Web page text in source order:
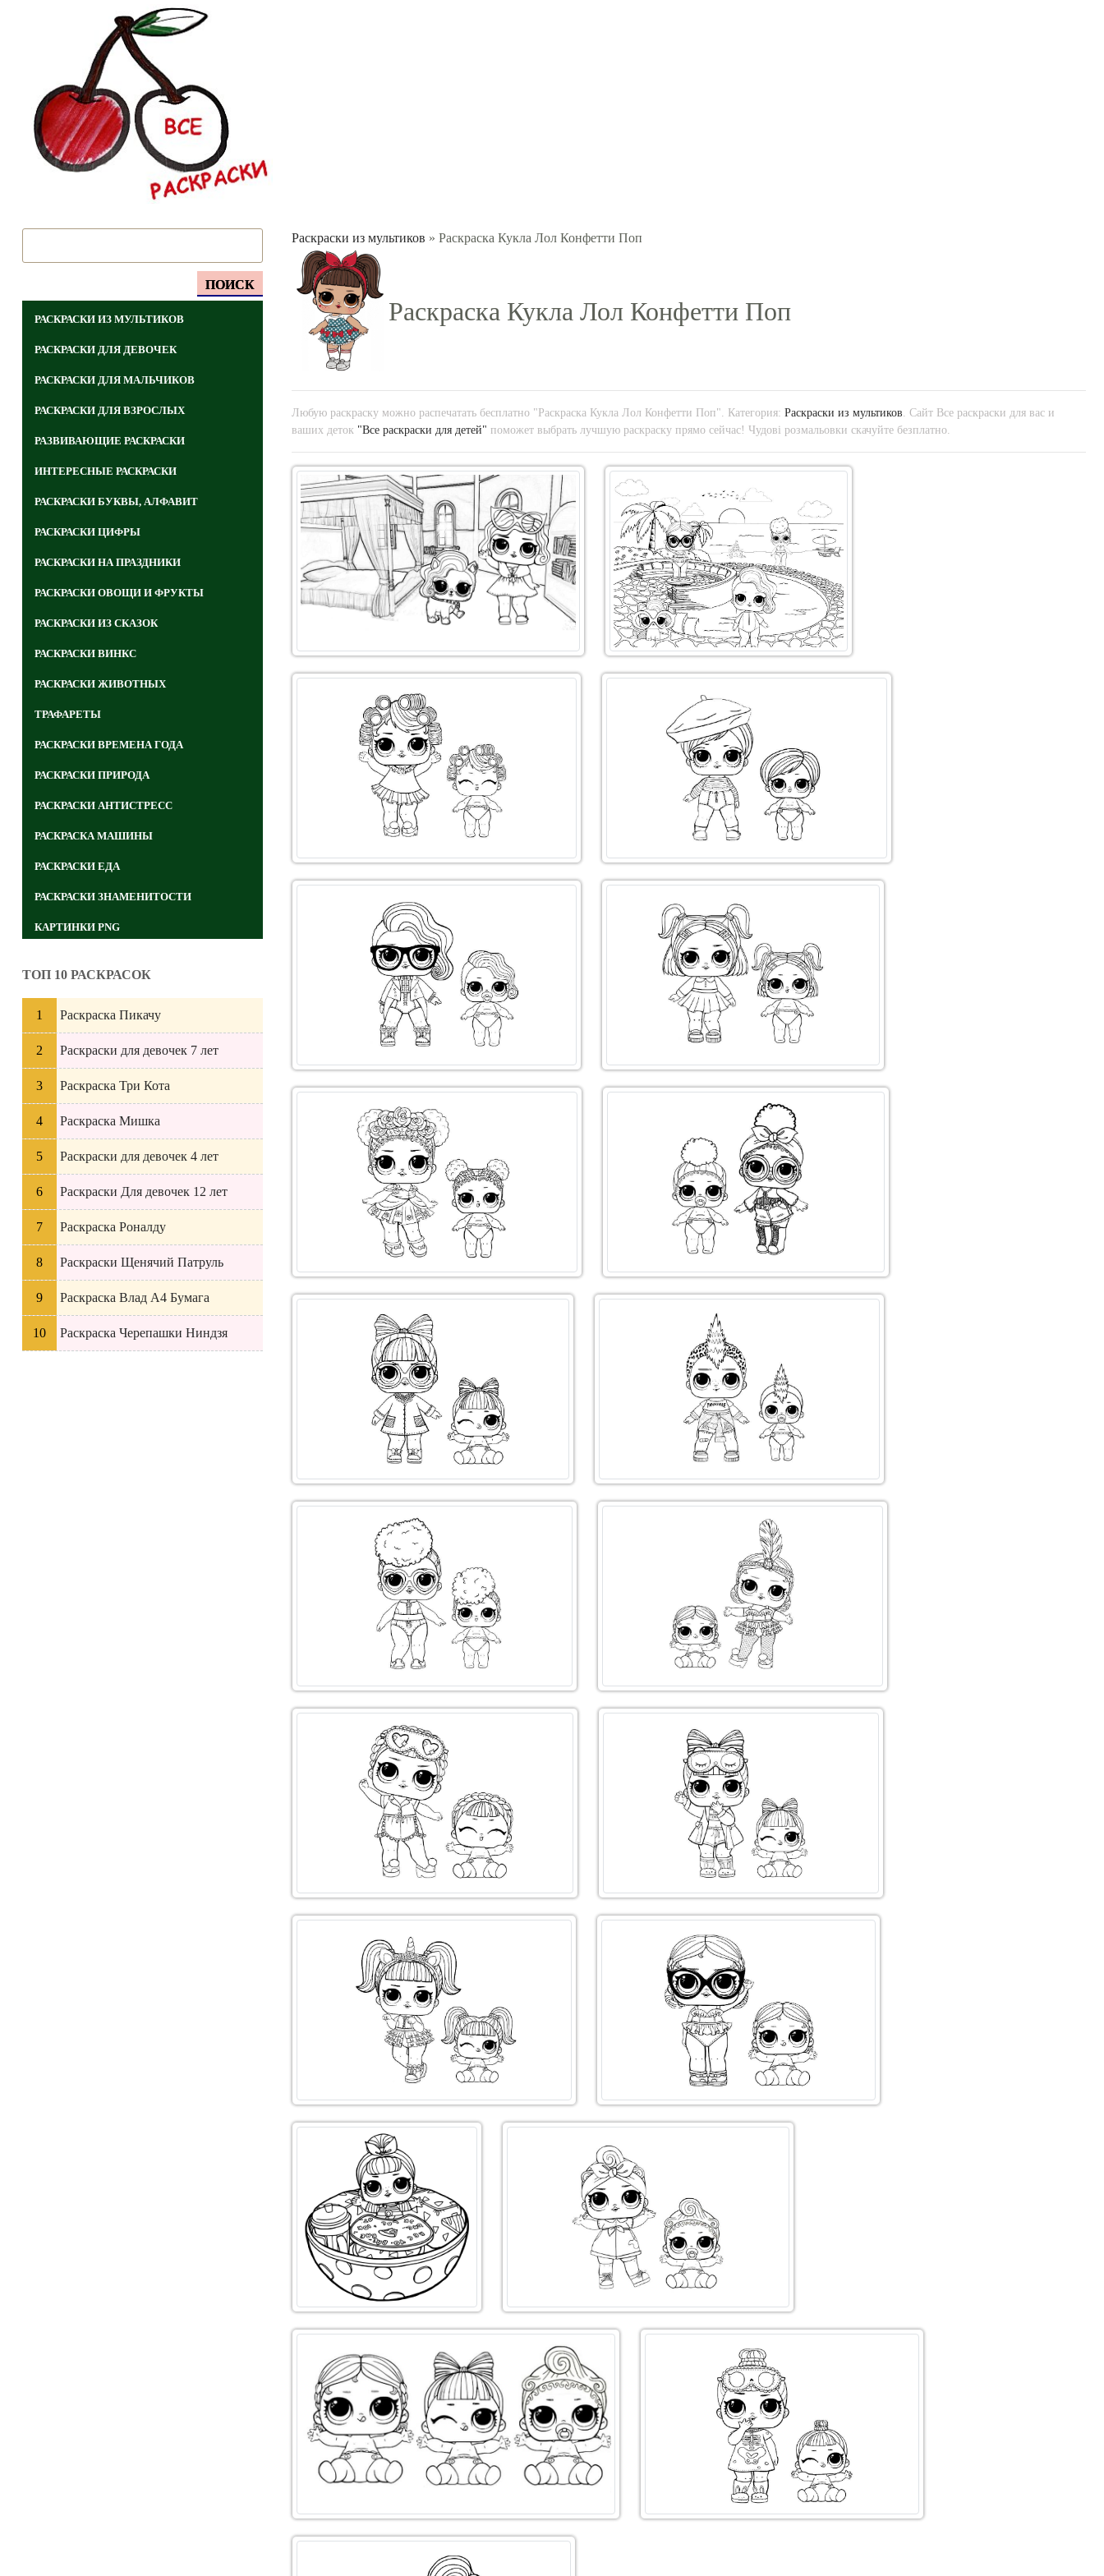
ПОИСК
РАСКРАСКИ ИЗ МУЛЬТИКОВ
РАСКРАСКИ ДЛЯ ДЕВОЧЕК
РАСКРАСКИ ДЛЯ МАЛЬЧИКОВ
РАСКРАСКИ ДЛЯ ВЗРОСЛЫХ
РАЗВИВАЮЩИЕ РАСКРАСКИ
ИНТЕРЕСНЫЕ РАСКРАСКИ
РАСКРАСКИ БУКВЫ, АЛФАВИТ
РАСКРАСКИ ЦИФРЫ
РАСКРАСКИ НА ПРАЗДНИКИ
РАСКРАСКИ ОВОЩИ И ФРУКТЫ
РАСКРАСКИ ИЗ СКАЗОК
РАСКРАСКИ ВИНКС
РАСКРАСКИ ЖИВОТНЫХ
ТРАФАРЕТЫ
РАСКРАСКИ ВРЕМЕНА ГОДА
РАСКРАСКИ ПРИРОДА
РАСКРАСКИ АНТИСТРЕСС
РАСКРАСКА МАШИНЫ
РАСКРАСКИ ЕДА
РАСКРАСКИ ЗНАМЕНИТОСТИ
КАРТИНКИ PNG
ТОП 10 РАСКРАСОК
Раскраска Пикачу
Раскраски для девочек 7 лет
Раскраска Три Кота
Раскраска Мишка
Раскраски для девочек 4 лет
Раскраски Для девочек 12 лет
Раскраска Роналду
Раскраски Щенячий Патруль
Раскраска Влад А4 Бумага
Раскраска Черепашки Ниндзя
Раскраски из мультиков » Раскраска Кукла Лол Конфетти Поп
Раскраска Кукла Лол Конфетти Поп
Любую раскраску можно распечатать бесплатно "Раскраска Кукла Лол Конфетти Поп". Категория: Раскраски из мультиков . Сайт Все раскраски для вас и
ваших деток "Все раскраски для детей" поможет выбрать лучшую раскраску прямо сейчас! Чудові розмальовки скачуйте безплатно.